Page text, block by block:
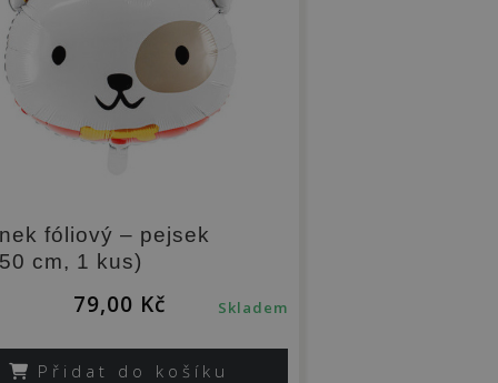
fóliový – pejsek
cm, 1 kus)
79,00 Kč Skladem
Přidat do košíku